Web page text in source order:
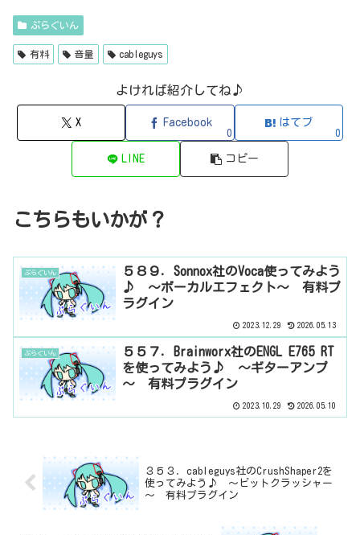
ップ...
ぷらぐいん
有料 音量 cableguys
よければ紹介してね♪
X Facebook
0
はてブ
0
LINE コピー
こちらもいかが？
ぷらぐいん
５８９．Sonnox社のVoca使ってみよう
♪ ～ボーカルエフェクト～ 有料プ
ラグイン
2023.12.29 2026.05.13
ぷらぐいん
５５７．Brainworx社のENGL E765 RT
を使ってみよう♪ ～ギターアンプ
～ 有料プラグイン
2023.10.29 2026.05.10
３５３．cableguys社のCrushShaper2を
使ってみよう♪ ～ビットクラッシャー
～ 有料プラグイン